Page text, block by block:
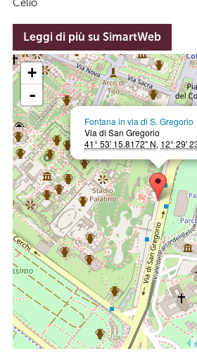
Celio
Leggi di più su SimartWeb
Fontana in via di S. Gregorio
Via di San Gregorio
41° 53' 15.8172" N, 12° 29'
+
-